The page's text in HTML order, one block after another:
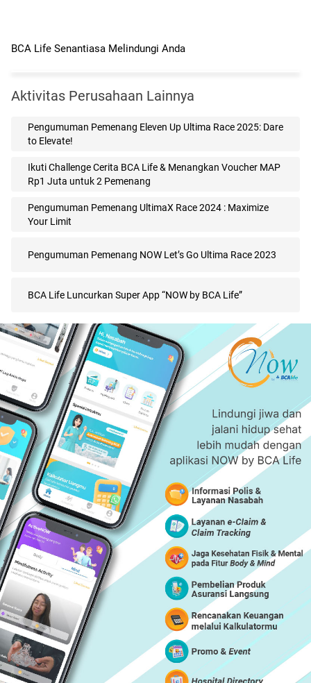
BCA Life Senantiasa Melindungi Anda
Aktivitas Perusahaan Lainnya
Pengumuman Pemenang Eleven Up Ultima Race 2025: Dare
to Elevate!
Ikuti Challenge Cerita BCA Life & Menangkan Voucher MAP
Rp1 Juta untuk 2 Pemenang
Pengumuman Pemenang UltimaX Race 2024 : Maximize
Your Limit
Pengumuman Pemenang NOW Let’s Go Ultima Race 2023
BCA Life Luncurkan Super App “NOW by BCA Life”